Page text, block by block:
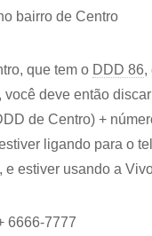
bairro de Centro
que tem o DDD 86,
você deve então
de Centro) +
ligando para o
e estiver usando a
6666-7777